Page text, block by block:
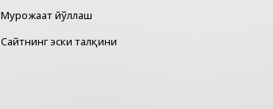
Мурожаат йўллаш
Сайтнинг эски талқини